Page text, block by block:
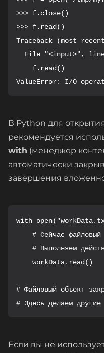
>>> f.close()
>>> f.read()
Traceback (most
File "<input>",
    f.read()
ValueError: I/O
В Python для
рекомендуется
with (менеджер
автоматически
завершения
with
# Сейчас файловый
# Выполняем
    workData.read()
# Файловый объект
# Здесь делаем другие
Если вы не